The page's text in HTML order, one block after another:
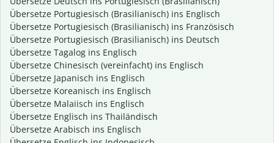
Übersetze Portugiesisch (Brasilianisch) ins Englisch
Übersetze Portugiesisch (Brasilianisch) ins Französisch
Übersetze Portugiesisch (Brasilianisch) ins Deutsch
Übersetze Tagalog ins Englisch
Übersetze Chinesisch (vereinfacht) ins Englisch
Übersetze Japanisch ins Englisch
Übersetze Koreanisch ins Englisch
Übersetze Malaiisch ins Englisch
Übersetze Englisch ins Thailändisch
Übersetze Arabisch ins Englisch